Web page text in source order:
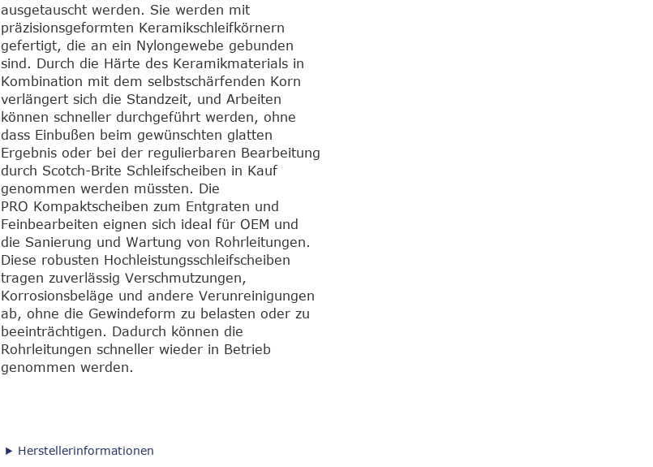
ausgetauscht werden. Sie werden mit
präzisionsgeformten Keramikschleifkörnern
gefertigt, die an ein Nylongewebe gebunden
sind. Durch die Härte des Keramikmaterials in
Kombination mit dem selbstschärfenden Korn
verlängert sich die Standzeit, und Arbeiten
können schneller durchgeführt werden, ohne
dass Einbußen beim gewünschten glatten
Ergebnis oder bei der regulierbaren Bearbeitung
durch Scotch-Brite Schleifscheiben in Kauf
genommen werden müssten. Die
PRO Kompaktscheiben zum Entgraten und
Feinbearbeiten eignen sich ideal für OEM und
die Sanierung und Wartung von Rohrleitungen.
Diese robusten Hochleistungsschleifscheiben
tragen zuverlässig Verschmutzungen,
Korrosionsbeläge und andere Verunreinigungen
ab, ohne die Gewindeform zu belasten oder zu
beeinträchtigen. Dadurch können die
Rohrleitungen schneller wieder in Betrieb
genommen werden.
Herstellerinformationen